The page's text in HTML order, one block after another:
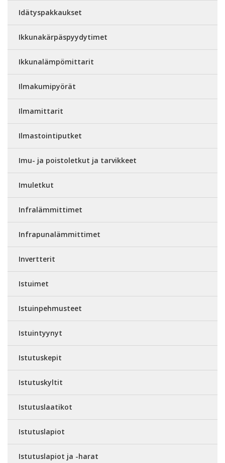
Idätyspakkaukset
Ikkunakärpäspyydytimet
Ikkunalämpömittarit
Ilmakumipyörät
Ilmamittarit
Ilmastointiputket
Imu- ja poistoletkut ja tarvikkeet
Imuletkut
Infralämmittimet
Infrapunalämmittimet
Invertterit
Istuimet
Istuinpehmusteet
Istuintyynyt
Istutuskepit
Istutuskyltit
Istutuslaatikot
Istutuslapiot
Istutuslapiot ja -harat